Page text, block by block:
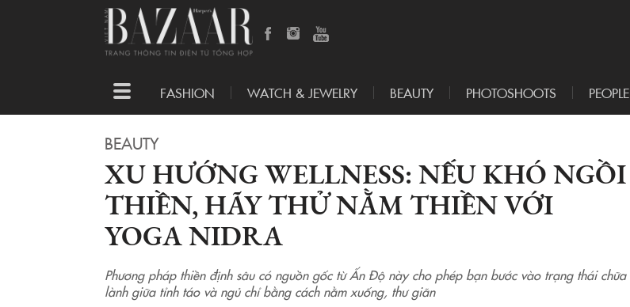
Toggle
navigation
FASHION WATCH & JEWELRY BEAUTY PHOTOSHOOTS PEOPLE
BEAUTY
XU HƯỚNG WELLNESS: NẾU KHÓ NGỒI
THIỀN, HÃY THỬ NẰM THIỀN VỚI
YOGA NIDRA
Phương pháp thiền định sâu có nguồn gốc từ Ấn Độ này cho phép bạn bước vào trạng thái chữa
lành giữa tỉnh táo và ngủ chỉ bằng cách nằm xuống, thư giãn